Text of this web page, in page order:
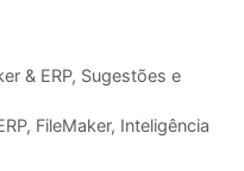
& ERP, Sugestões e
, FileMaker, Inteligência